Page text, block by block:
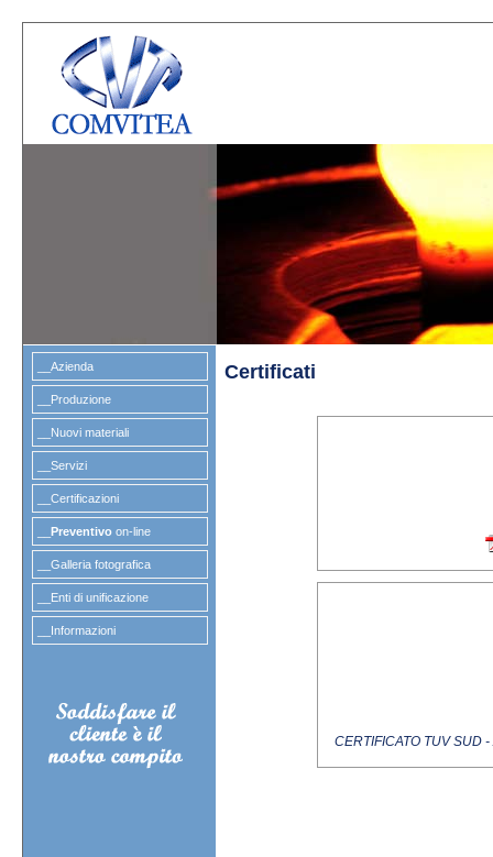
__Azienda
__Produzione
__Nuovi materiali
__Servizi
__Certificazioni
Preventivo on-line
__Galleria fotografica
__Enti di unificazione
__Informazioni
Certificati
CERTIFICATO TUV SUD